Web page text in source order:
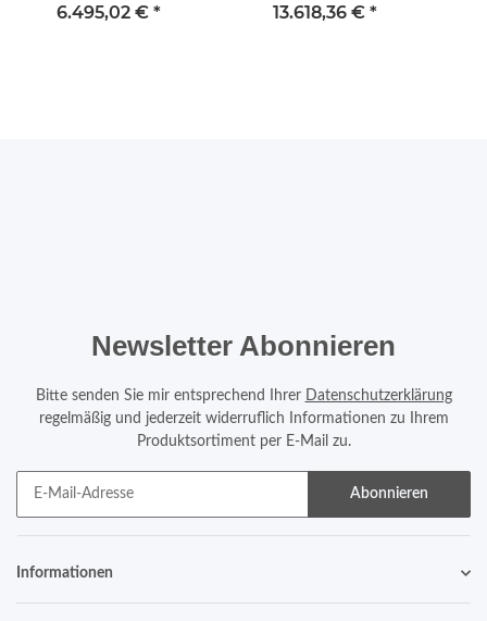
6.495,02 € *
13.618,36 € *
Newsletter Abonnieren
Bitte senden Sie mir entsprechend Ihrer
Datenschutzerklärung
regelmäßig und jederzeit widerruflich Informationen zu Ihrem
Produktsortiment per E-Mail zu.
Abonnieren
Informationen